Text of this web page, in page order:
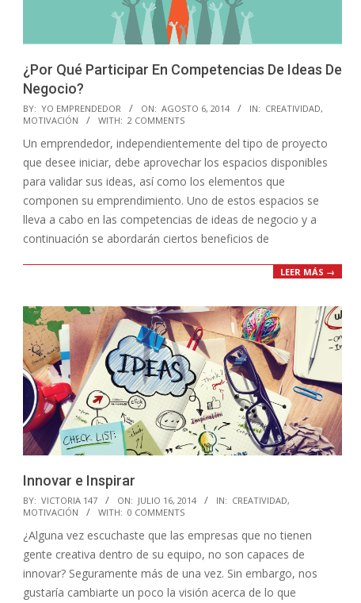
¿Por Qué Participar En Competencias De Ideas De
Negocio?
2014-
08-
06
BY: YO EMPRENDEDOR ON: AGOSTO 6, 2014 IN: CREATIVIDAD,
MOTIVACIÓN
WITH: 2 COMMENTS
Un emprendedor, independientemente del tipo de proyecto
que desee iniciar, debe aprovechar los espacios disponibles
para validar sus ideas, así como los elementos que
componen su emprendimiento. Uno de estos espacios se
lleva a cabo en las competencias de ideas de negocio y a
continuación se abordarán ciertos beneficios de
LEER MÁS →
Innovar e Inspirar
2014-
07-
16
BY: VICTORIA 147 ON: JULIO 16, 2014 IN: CREATIVIDAD,
MOTIVACIÓN
WITH: 0 COMMENTS
¿Alguna vez escuchaste que las empresas que no tienen
gente creativa dentro de su equipo, no son capaces de
innovar? Seguramente más de una vez. Sin embargo, nos
gustaría cambiarte un poco la visión acerca de lo que